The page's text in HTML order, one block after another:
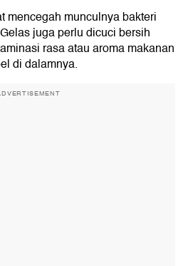
mencegah munculnya bakteri
juga perlu dicuci bersih
rasa atau aroma makanan
di dalamnya.